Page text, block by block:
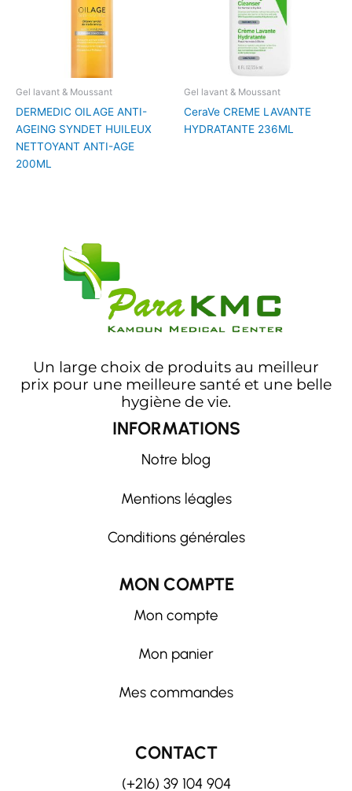
Gel lavant & Moussant
DERMEDIC OILAGE ANTI-
AGEING SYNDET HUILEUX
NETTOYANT ANTI-AGE
200ML
Gel lavant & Moussant
CeraVe CREME LAVANTE
HYDRATANTE 236ML
Un large choix de produits au meilleur
prix pour une meilleure santé et une belle
hygiène de vie.
INFORMATIONS
Notre blog
Mentions léagles
Conditions générales
MON COMPTE
Mon compte
Mon panier
Mes commandes
CONTACT
(+216) 39 104 904